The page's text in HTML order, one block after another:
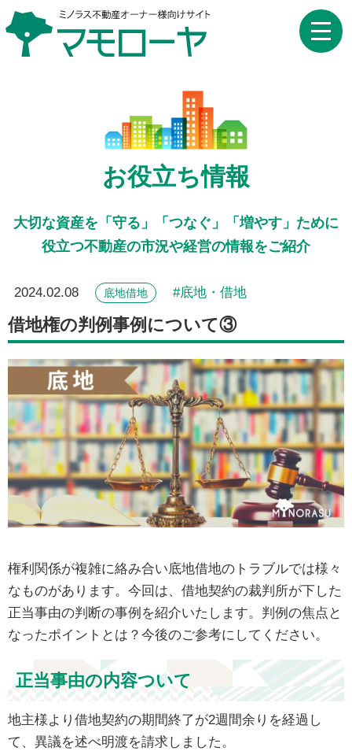
toggle
お役立ち情報
大切な資産を「守る」「つなぐ」「増やす」ために
役立つ不動産の市況や経営の情報をご紹介
2024.02.08 底地借地 底地・借地
借地権の判例事例について③
権利関係が複雑に絡み合い底地借地のトラブルでは様々
なものがあります。今回は、借地契約の裁判所が下した
正当事由の判断の事例を紹介いたします。判例の焦点と
なったポイントとは？今後のご参考にしてください。
正当事由の内容ついて
地主様より借地契約の期間終了が2週間余りを経過し
て、異議を述べ明渡を請求しました。